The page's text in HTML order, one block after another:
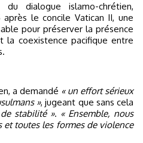
dialogue islamo-chrétien,
le concile Vatican II, une
pour préserver la présence
la coexistence pacifique entre
a demandé « un effort sérieux
», jugeant que sans cela
stabilité ». « Ensemble, nous
et toutes les formes de violence